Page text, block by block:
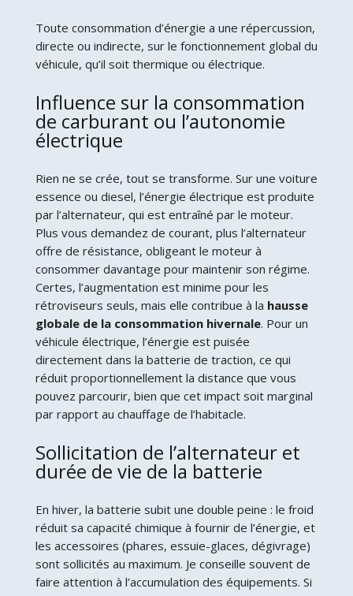
Toute consommation d’énergie a une répercussion,
directe ou indirecte, sur le fonctionnement global du
véhicule, qu’il soit thermique ou électrique.
Influence sur la consommation
de carburant ou l’autonomie
électrique
Rien ne se crée, tout se transforme. Sur une voiture
essence ou diesel, l’énergie électrique est produite
par l’alternateur, qui est entraîné par le moteur.
Plus vous demandez de courant, plus l’alternateur
offre de résistance, obligeant le moteur à
consommer davantage pour maintenir son régime.
Certes, l’augmentation est minime pour les
rétroviseurs seuls, mais elle contribue à la hausse
globale de la consommation hivernale. Pour un
véhicule électrique, l’énergie est puisée
directement dans la batterie de traction, ce qui
réduit proportionnellement la distance que vous
pouvez parcourir, bien que cet impact soit marginal
par rapport au chauffage de l’habitacle.
Sollicitation de l’alternateur et
durée de vie de la batterie
En hiver, la batterie subit une double peine : le froid
réduit sa capacité chimique à fournir de l’énergie, et
les accessoires (phares, essuie-glaces, dégivrage)
sont sollicités au maximum. Je conseille souvent de
faire attention à l’accumulation des équipements. Si